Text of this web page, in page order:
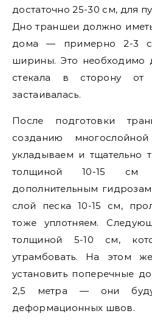
достаточно 25-30 см, для
Дно траншеи должно
дома — примерно 2-3
ширины. Это необходимо
стекала в сторону
застаивалась.
После подготовки
созданию
укладываем и тщательно
толщиной 10-15
дополнительным
слой песка 10-15 см,
тоже уплотняем.
толщиной 5-10 см,
утрамбовать. На этом
установить поперечные
2,5 метра — они
деформационных швов.